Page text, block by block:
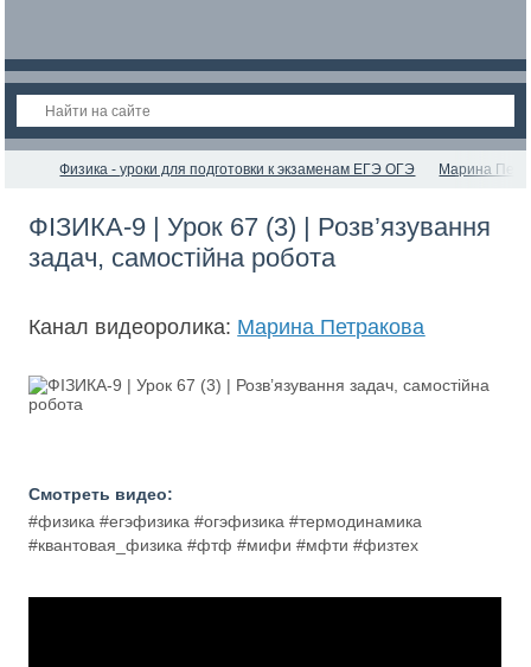
Физика - уроки для подготовки к экзаменам ЕГЭ ОГЭ Марина
ФІЗИКА-9 | Урок 67 (3) | Розв’язування
задач, самостійна робота
Канал видеоролика: Марина Петракова
Смотреть видео:
#физика #егэфизика #огэфизика #термодинамика
#квантовая_физика #фтф #мифи #мфти #физтех